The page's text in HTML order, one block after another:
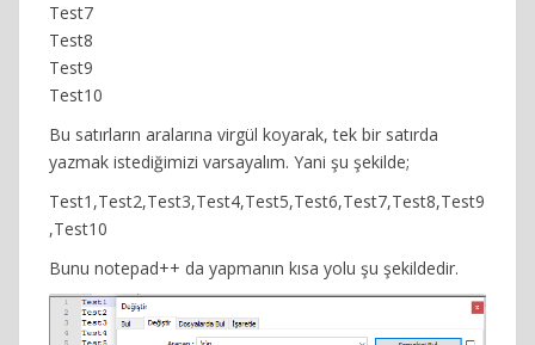
Test7
Test8
Test9
Test10
Bu satırların aralarına virgül koyarak, tek bir satırda
yazmak istediğimizi varsayalım. Yani şu şekilde;
Test1,Test2,Test3,Test4,Test5,Test6,Test7,Test8,Test9
,Test10
Bunu notepad++ da yapmanın kısa yolu şu şekildedir.